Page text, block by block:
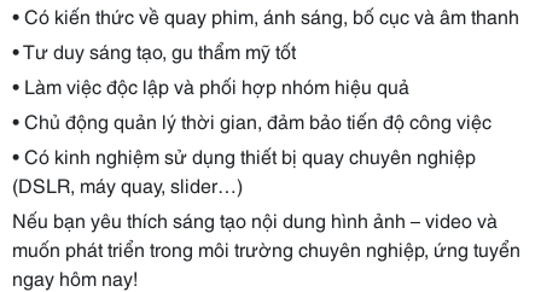
• Có kiến thức về quay phim, ánh sáng, bố cục và âm thanh
• Tư duy sáng tạo, gu thẩm mỹ tốt
• Làm việc độc lập và phối hợp nhóm hiệu quả
• Chủ động quản lý thời gian, đảm bảo tiến độ công việc
• Có kinh nghiệm sử dụng thiết bị quay chuyên nghiệp
(DSLR, máy quay, slider…)
Nếu bạn yêu thích sáng tạo nội dung hình ảnh – video và
muốn phát triển trong môi trường chuyên nghiệp, ứng tuyển
ngay hôm nay!